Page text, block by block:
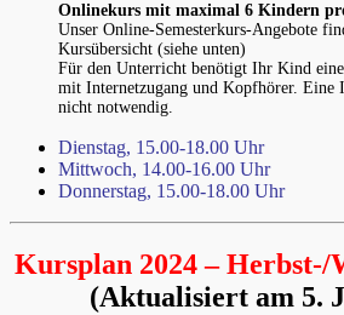
Onlinekurs mit maximal 6 Kindern
Unser Online-Semesterkurs-Angebote
Kursübersicht (siehe unten)
Für den Unterricht benötigt Ihr Kind
mit Internetzugang und Kopfhörer. Eine
nicht notwendig.
Dienstag, 15.00-18.00 Uhr
Mittwoch, 14.00-16.00 Uhr
Donnerstag, 15.00-18.00 Uhr
Kursplan 2024 – Herbst-/
(Aktualisiert am 5.